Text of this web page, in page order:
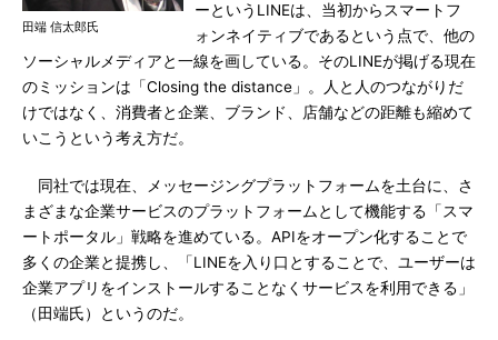
田端 信太郎氏
ーというLINEは、当初からスマートフ
ォンネイティブであるという点で、他の
ソーシャルメディアと一線を画している。そのLINEが掲げる現在
のミッションは「Closing the distance」。人と人のつながりだ
けではなく、消費者と企業、ブランド、店舗などの距離も縮めて
いこうという考え方だ。
同社では現在、メッセージングプラットフォームを土台に、さ
まざまな企業サービスのプラットフォームとして機能する「スマ
ートポータル」戦略を進めている。APIをオープン化することで
多くの企業と提携し、「LINEを入り口とすることで、ユーザーは
企業アプリをインストールすることなくサービスを利用できる」
（田端氏）というのだ。